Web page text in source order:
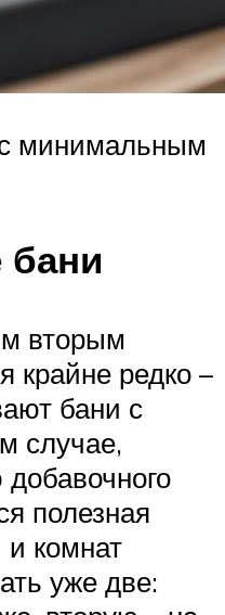
минимальным
вторым
крайне редко –
бани с
случае,
полезная
комнат
уже две: